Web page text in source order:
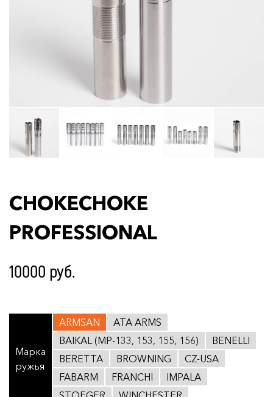
CHOKECHOKE
PROFESSIONAL
10000 руб.
Марка
ружья
ARMSAN
ATA ARMS
BAIKAL (МР-133, 153, 155, 156)
BENELLI
BERETTA
BROWNING
CZ-USA
FABARM
FRANCHI
IMPALA